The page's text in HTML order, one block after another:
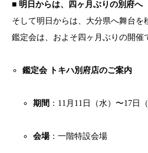
■ 明日からは、四ヶ月ぶりの別府へ
そして明日からは、大分県へ舞台を
鑑定会は、およそ四ヶ月ぶりの開催
鑑定会 トキハ別府店のご案内
期間 ：11月11日（水）〜17日（
会場：一階特設会場